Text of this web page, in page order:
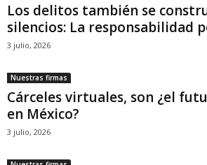
Los delitos también se
silencios: La responsabilidad
3 julio, 2026
Nuestras firmas
Cárceles virtuales, son ¿el
en México?
3 julio, 2026